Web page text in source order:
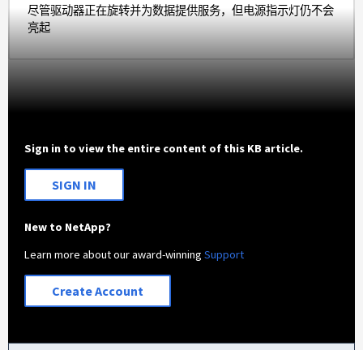
尽管驱动器正在旋转并为数据提供服务，但电源指示灯仍不会
亮起
Sign in to view the entire content of this KB article.
SIGN IN
New to NetApp?
Learn more about our award-winningSupport
Create Account